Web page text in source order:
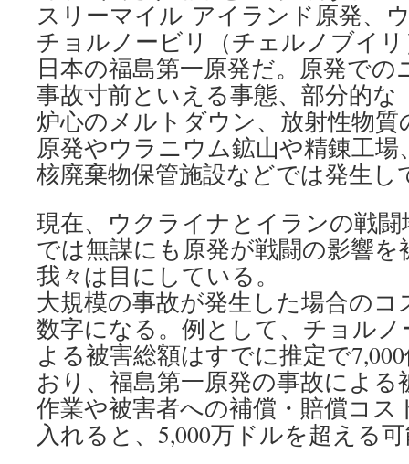
スリーマイル アイランド原発、
チョルノービリ（チェルノブイ
日本の福島第一原発だ。原発での
事故寸前といえる事態、部分的な
炉心のメルトダウン、放射性物質
原発やウラニウム鉱山や精錬工場
核廃棄物保管施設などでは発生し
現在、ウクライナとイランの戦闘
では無謀にも原発が戦闘の影響
我々は目にしている。
大規模の事故が発生した場合の
数字になる。例として、チョル
よる被害総額はすでに推定で
おり、福島第一原発の事故による
作業や被害者への補償・賠償コ
入れると、5,000万ドルを超える